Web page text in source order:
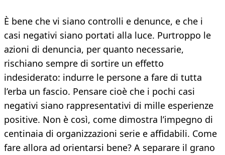
È bene che vi siano controlli e denunce, e che i
casi negativi siano portati alla luce. Purtroppo le
azioni di denuncia, per quanto necessarie,
rischiano sempre di sortire un effetto
indesiderato: indurre le persone a fare di tutta
l’erba un fascio. Pensare cioè che i pochi casi
negativi siano rappresentativi di mille esperienze
positive. Non è così, come dimostra l’impegno di
centinaia di organizzazioni serie e affidabili. Come
fare allora ad orientarsi bene? A separare il grano